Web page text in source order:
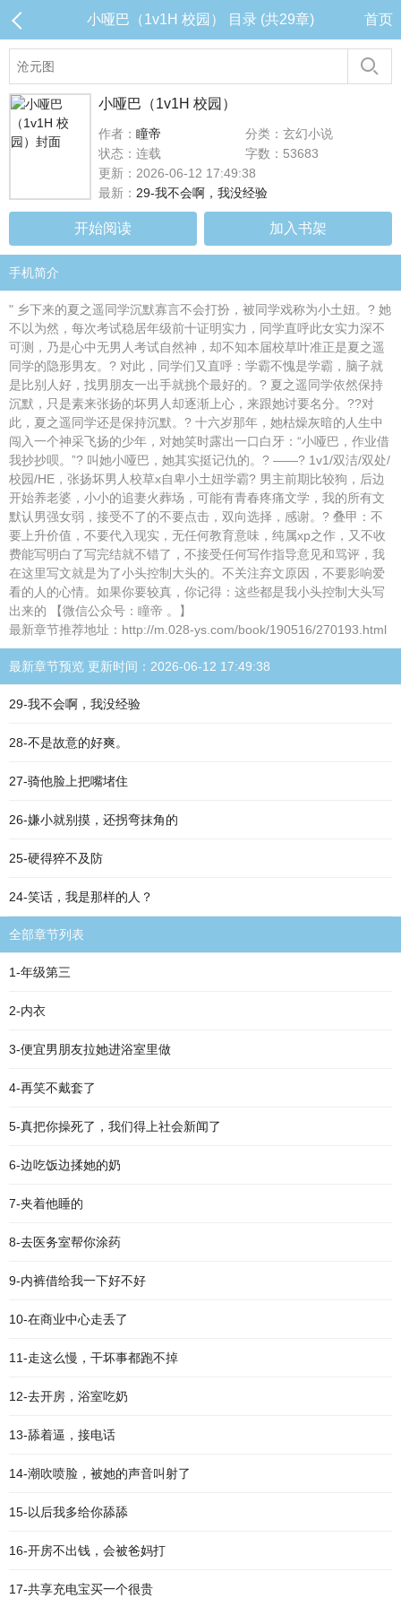
小哑巴（1v1H 校园） 目录 (共29章) 首页
小哑巴（1v1H 校园）
作者： 瞳帝
分类：玄幻小说
状态：连载
字数：53683
更新：2026-06-12 17:49:38
最新： 29-我不会啊，我没经验
开始阅读 加入书架
手机简介
" 乡下来的夏之遥同学沉默寡言不会打扮，被同学戏称为小土妞。? 她
不以为然，每次考试稳居年级前十证明实力，同学直呼此女实力深不
可测，乃是心中无男人考试自然神，却不知本届校草叶准正是夏之遥
同学的隐形男友。? 对此，同学们又直呼：学霸不愧是学霸，脑子就
是比别人好，找男朋友一出手就挑个最好的。? 夏之遥同学依然保持
沉默，只是素来张扬的坏男人却逐渐上心，来跟她讨要名分。??对
此，夏之遥同学还是保持沉默。? 十六岁那年，她枯燥灰暗的人生中
闯入一个神采飞扬的少年，对她笑时露出一口白牙：“小哑巴，作业借
我抄抄呗。”? 叫她小哑巴，她其实挺记仇的。? ——? 1v1/双洁/双处/
校园/HE，张扬坏男人校草x自卑小土妞学霸? 男主前期比较狗，后边
开始养老婆，小小的追妻火葬场，可能有青春疼痛文学，我的所有文
默认男强女弱，接受不了的不要点击，双向选择，感谢。? 叠甲：不
要上升价值，不要代入现实，无任何教育意味，纯属xp之作，又不收
费能写明白了写完结就不错了，不接受任何写作指导意见和骂评，我
在这里写文就是为了小头控制大头的。不关注弃文原因，不要影响爱
看的人的心情。如果你要较真，你记得：这些都是我小头控制大头写
出来的 【微信公众号：瞳帝 。】
最新章节推荐地址：http://m.028-ys.com/book/190516/270193.html
最新章节预览 更新时间：2026-06-12 17:49:38
29-我不会啊，我没经验
28-不是故意的好爽。
27-骑他脸上把嘴堵住
26-嫌小就别摸，还拐弯抹角的
25-硬得猝不及防
24-笑话，我是那样的人？
全部章节列表
1-年级第三
2-内衣
3-便宜男朋友拉她进浴室里做
4-再笑不戴套了
5-真把你操死了，我们得上社会新闻了
6-边吃饭边揉她的奶
7-夹着他睡的
8-去医务室帮你涂药
9-内裤借给我一下好不好
10-在商业中心走丢了
11-走这么慢，干坏事都跑不掉
12-去开房，浴室吃奶
13-舔着逼，接电话
14-潮吹喷脸，被她的声音叫射了
15-以后我多给你舔舔
16-开房不出钱，会被爸妈打
17-共享充电宝买一个很贵